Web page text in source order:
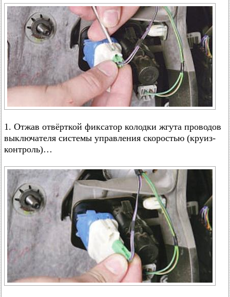
1. Отжав отвёрткой фиксатор колодки жгута проводов
выключателя системы управления скоростью (круиз-
контроль)…